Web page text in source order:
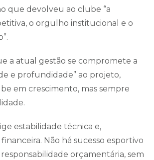
que devolveu ao clube “a
o orgulho institucional e o
a atual gestão se compromete a
e profundidade” ao projeto,
em crescimento, mas sempre
estabilidade técnica e,
Não há sucesso esportivo
orçamentária, sem